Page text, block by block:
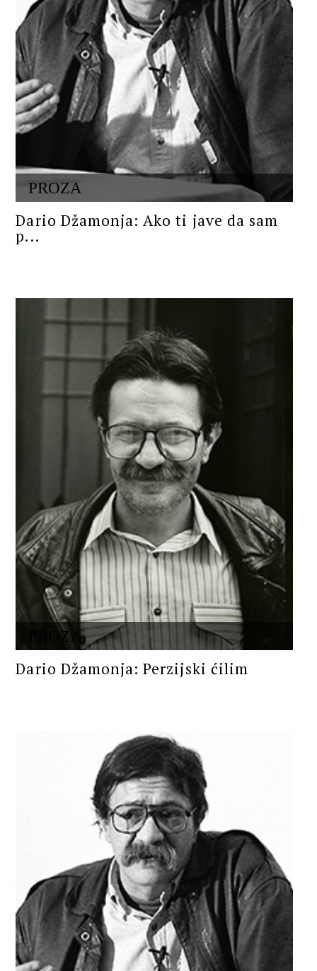
PROZA
Dario Džamonja: Ako ti jave da sam
p...
PROZA
Dario Džamonja: Perzijski ćilim